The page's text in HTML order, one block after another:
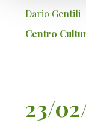
Dario Gentili
Centro
23/